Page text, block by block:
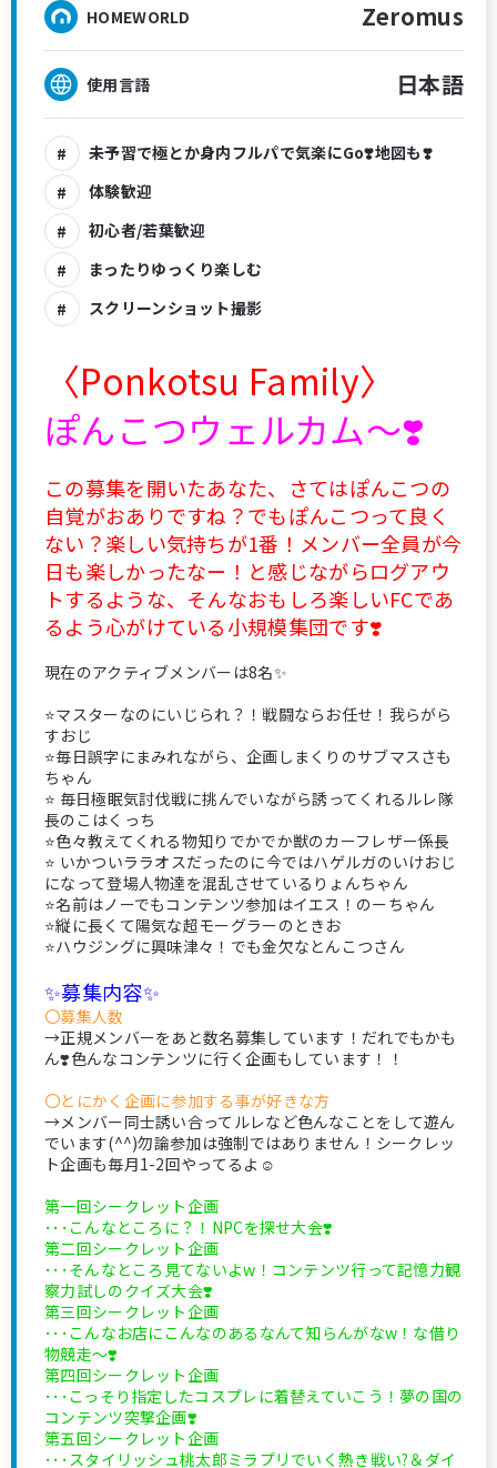
HOMEWORLD Zeromus
使用言語 日本語
未予習で極とか身内フルパで気楽にGo❣️地図も❣️
体験歓迎
初心者/若葉歓迎
まったりゆっくり楽しむ
スクリーンショット撮影
〈Ponkotsu Family〉
ぽんこつウェルカム〜❣️
この募集を開いたあなた、さてはぽんこつの
自覚がおありですね？でもぽんこつって良く
ない？楽しい気持ちが1番！メンバー全員が今
日も楽しかったなー！と感じながらログアウ
トするような、そんなおもしろ楽しいFCであ
るよう心がけている小規模集団です❣️
現在のアクティブメンバーは8名✨
⭐️マスターなのにいじられ？！戦闘ならお任せ！我らがら
すおじ
⭐️毎日誤字にまみれながら、企画しまくりのサブマスさも
ちゃん
⭐️ 毎日極眠気討伐戦に挑んでいながら誘ってくれるルレ隊
長のこはくっち
⭐️色々教えてくれる物知りでかでか獣のカーフレザー係長
⭐️ いかついララオスだったのに今ではハゲルガのいけおじ
になって登場人物達を混乱させているりょんちゃん
⭐名前はノーでもコンテンツ参加はイエス！のーちゃん
⭐️縦に長くて陽気な超モーグラーのときお
⭐️ハウジングに興味津々！でも金欠なとんこつさん
✨募集内容✨
〇募集人数
→正規メンバーをあと数名募集しています！だれでもかも
ん❣️色んなコンテンツに行く企画もしています！！
〇とにかく企画に参加する事が好きな方
→メンバー同士誘い合ってルレなど色んなことをして遊ん
でいます(^^)勿論参加は強制ではありません！シークレッ
ト企画も毎月1-2回やってるよ☺️
第一回シークレット企画
･･･こんなところに？！NPCを探せ大会❣️
第二回シークレット企画
･･･そんなところ見てないよw！コンテンツ行って記憶力観
察力試しのクイズ大会❣️
第三回シークレット企画
･･･こんなお店にこんなのあるなんて知らんがなw！な借り
物競走〜❣️
第四回シークレット企画
･･･こっそり指定したコスプレに着替えていこう！夢の国の
コンテンツ突撃企画❣️
第五回シークレット企画
･･･スタイリッシュ桃太郎ミラプリでいく熱き戦い?＆ダイ